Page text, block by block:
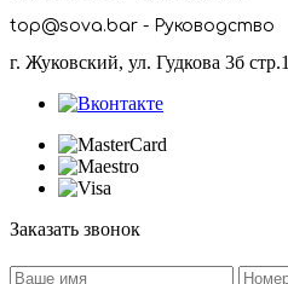
top@sova.bar - Руководство
г. Жуковский, ул. Гудкова 3б стр.1
Заказать звонок